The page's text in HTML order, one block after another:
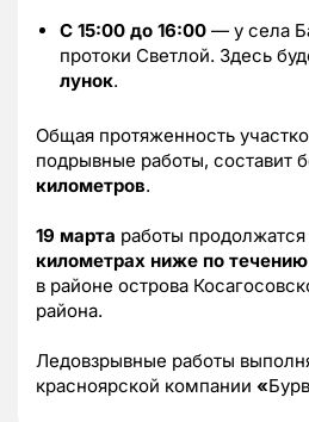
С 15:00 до 16:00 — у села
протоки Светлой. Здесь
лунок.
Общая протяженность
подрывные работы, составит
километров.
19 марта работы
километрах ниже по
в районе острова
района.
Ледовзрывные работы
красноярской компании «